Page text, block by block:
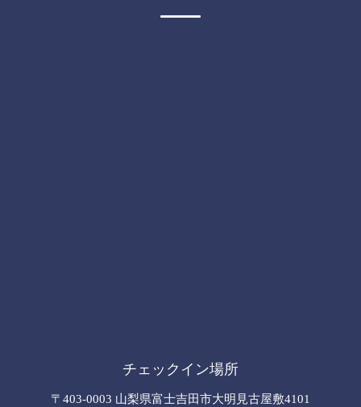
チェックイン場所
〒403-0003 山梨県富士吉田市大明見古屋敷4101